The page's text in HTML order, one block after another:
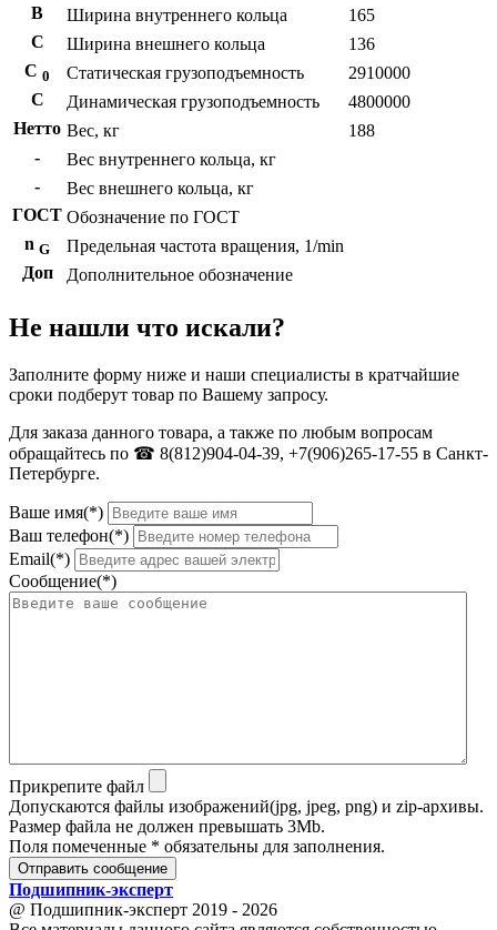
B
Ширина внутреннего кольца
165
С
Ширина внешнего кольца
136
С 0 Статическая грузоподъемность
2910000
C
Динамическая грузоподъемность
4800000
Нетто Вес, кг
188
-
Вес внутреннего кольца, кг
-
Вес внешнего кольца, кг
ГОСТ Обозначение по ГОСТ
n G
Предельная частота вращения, 1/min
Доп
Дополнительное обозначение
Не нашли что искали?
Заполните форму ниже и наши специалисты в кратчайшие
сроки подберут товар по Вашему запросу.
Для заказа данного товара, а также по любым вопросам
обращайтесь по ☎ 8(812)904-04-39, +7(906)265-17-55 в Санкт-
Петербурге.
Ваше имя(*)
Ваш телефон(*)
Email(*)
Сообщение(*)
Прикрепите файл
Допускаются файлы изображений(jpg, jpeg, png) и zip-архивы.
Размер файла не должен превышать 3Mb.
Поля помеченные * обязательны для заполнения.
Отправить сообщение
Подшипник-эксперт
@ Подшипник-эксперт 2019 - 2026